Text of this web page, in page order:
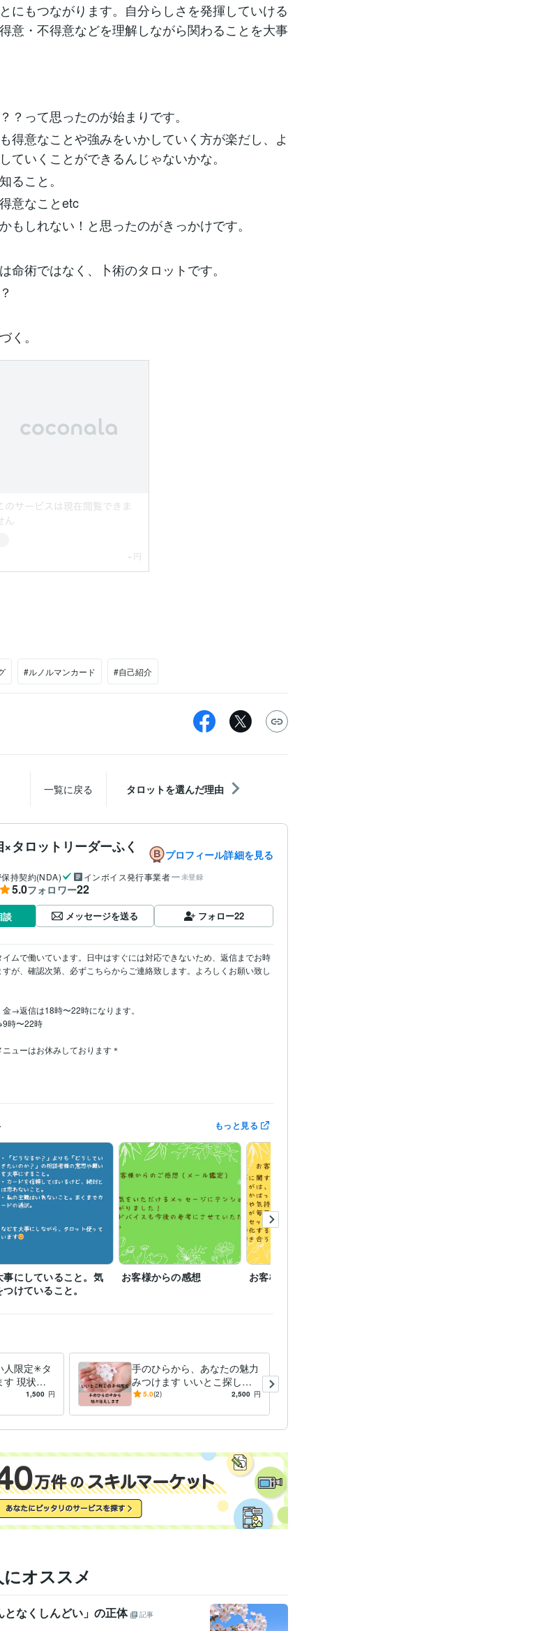
にもつながります。自分らしさを発揮していける
意・不得意などを理解しながら関わることを大事
？って思ったのが始まりです。
得意なことや強みをいかしていく方が楽だし、よ
ていくことができるんじゃないかな。
ること。
意なことetc
もしれない！と思ったのがきっかけです。
命術ではなく、卜術のタロットです。
く。
#ルノルマンカード #自己紹介
一覧に戻る タロットを選んだ理由
タロットリーダーふく
プロフィール詳細を見る
持契約(NDA) インボイス発行事業者 未登録
5.0フォロワー22
談 メッセージを送る フォロー22
ムで働いています。日中はすぐには対応できないため、返信までお時
が、確認次第、必ずこちらからご連絡致します。よろしくお願い致し
金→返信は18時〜22時になります。
時〜22時
ニューはお休みしております＊
・その他 / マッサージ師・セラピスト 経験年数 : 4年
ル・その他 / 保育士・ベビーシッター
ト占い
い
マンカード占い 手相
もっと見る
事にしていること。気
つけていること。
お客様からの感想 お客様からの感想
人限定✳︎タ
す 現状・
など、今出
1,500 円
手のひらから、あなたの魅力
みつけます いいとこ探しの
手相鑑定☆自分を知って好き
5.0(2) 2,500 円
オススメ
なくしんどい」の正体
記事